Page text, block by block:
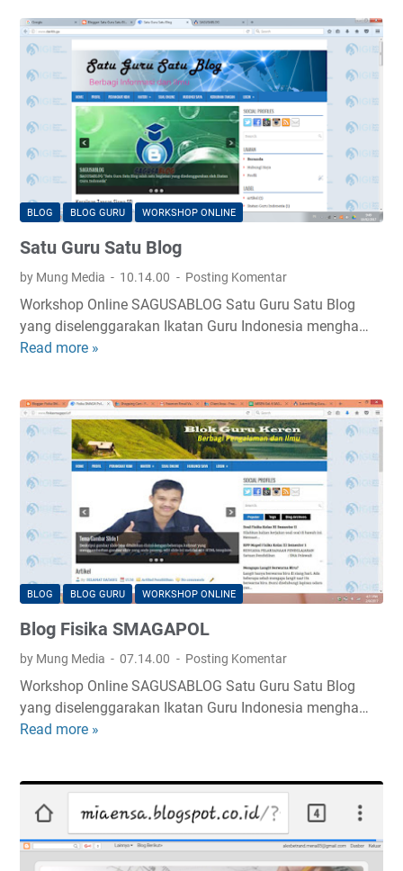
g
g
u
r
m
a
t
e
m
a
k
a
BLOG BLOG GURU WORKSHOP ONLINE
Satu Guru Satu Blog
by Mung Media 10.14.00 Posting Komentar
Workshop Online SAGUSABLOG Satu Guru Satu Blog
yang diselenggarakan Ikatan Guru Indonesia mengha…
Read more »
u
G
u
a
t
u
B
l
o
BLOG BLOG GURU WORKSHOP ONLINE
Blog Fisika SMAGAPOL
by Mung Media 07.14.00 Posting Komentar
Workshop Online SAGUSABLOG Satu Guru Satu Blog
yang diselenggarakan Ikatan Guru Indonesia mengha…
Read more »
g
F
i
s